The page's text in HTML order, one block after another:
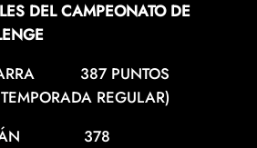
DEL CAMPEONATO DE
387 PUNTOS
REGULAR)
378